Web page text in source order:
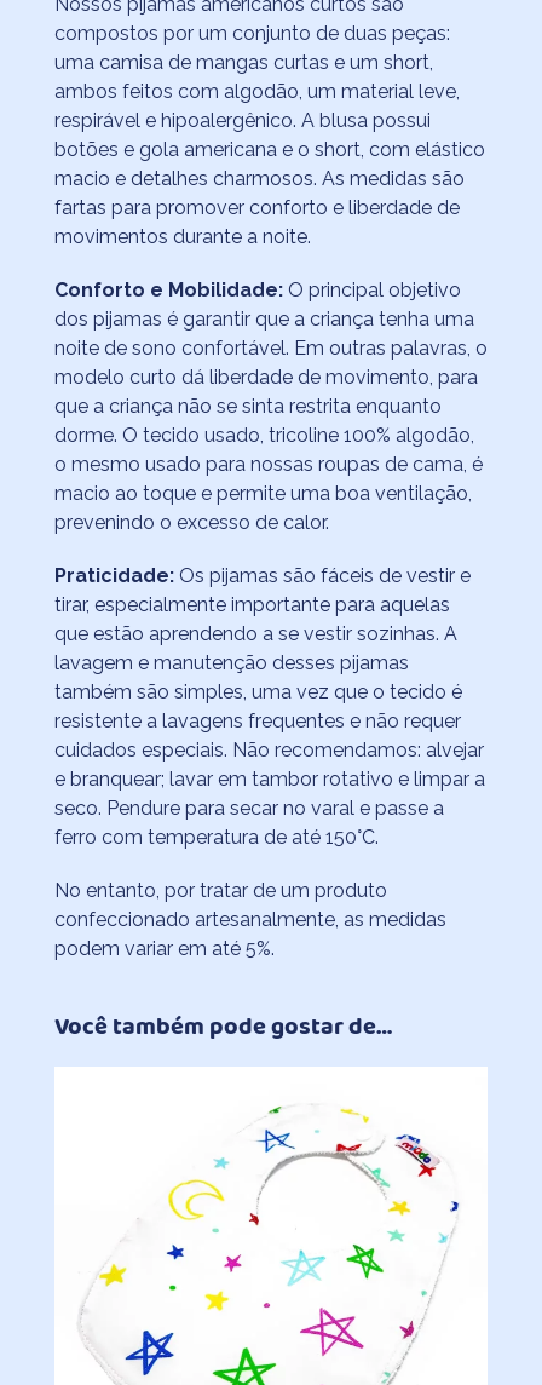
compostos por um conjunto de duas peças:
uma camisa de mangas curtas e um short,
ambos feitos com algodão, um material leve,
respirável e hipoalergênico. A blusa possui
botões e gola americana e o short, com elástico
macio e detalhes charmosos. As medidas são
fartas para promover conforto e liberdade de
movimentos durante a noite.
Conforto e Mobilidade:O principal objetivo
dos pijamas é garantir que a criança tenha uma
noite de sono confortável. Em outras palavras, o
modelo curto dá liberdade de movimento, para
que a criança não se sinta restrita enquanto
dorme. O tecido usado, tricoline 100% algodão,
o mesmo usado para nossas roupas de cama, é
macio ao toque e permite uma boa ventilação,
prevenindo o excesso de calor.
Praticidade:Os pijamas são fáceis de vestir e
tirar, especialmente importante para aquelas
que estão aprendendo a se vestir sozinhas. A
lavagem e manutenção desses pijamas
também são simples, uma vez que o tecido é
resistente a lavagens frequentes e não requer
cuidados especiais. Não recomendamos: alvejar
e branquear; lavar em tambor rotativo e limpar a
seco. Pendure para secar no varal e passe a
ferro com temperatura de até 150°C.
No entanto, por tratar de um produto
confeccionado artesanalmente, as medidas
podem variar em até 5%.
Você também pode gostar de…